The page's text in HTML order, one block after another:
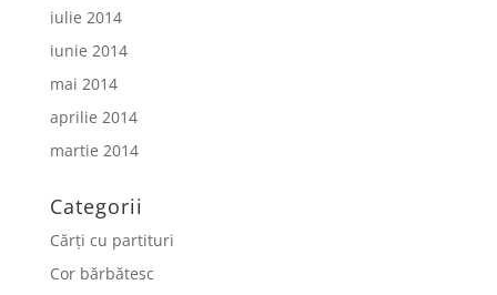
iulie 2014
iunie 2014
mai 2014
aprilie 2014
martie 2014
Categorii
Cărți cu partituri
Cor bărbătesc